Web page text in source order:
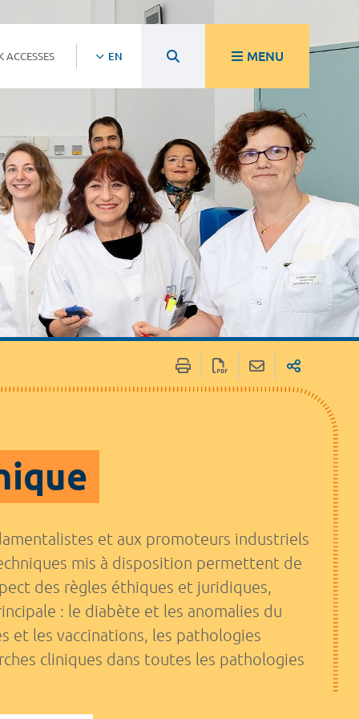
ACCESSES EN MENU
et aux promoteurs industriels
mis à disposition permettent de
des règles éthiques et juridiques,
: le diabète et les anomalies du
et les vaccinations, les pathologies
cliniques dans toutes les pathologies